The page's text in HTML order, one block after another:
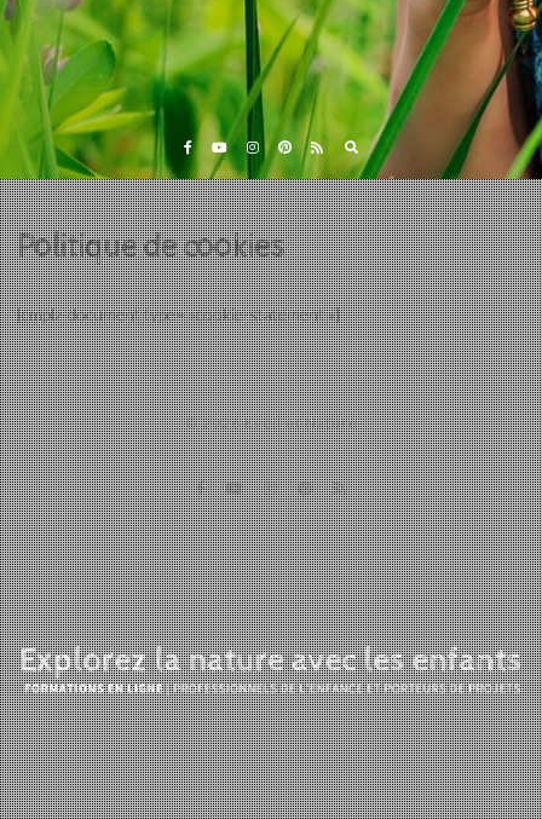
Eveil et Nature
Outils et Formations en ligne pour explorer la nature
avec les enfants
Politique de cookies
[cmplz-document type= »cookie-statement »]
© 2026 Eveil et Nature